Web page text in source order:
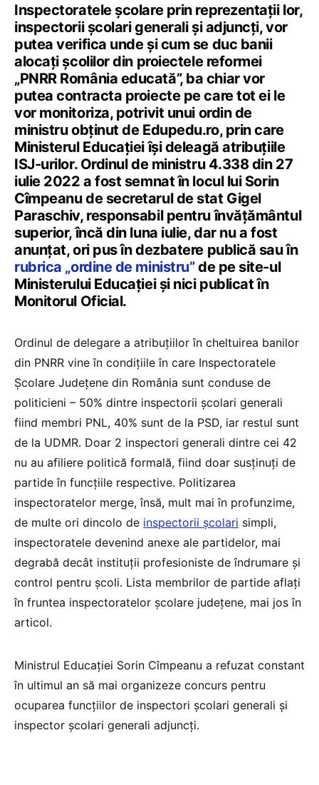
Inspectoratele școlare prin reprezentații lor,
inspectorii școlari generali și adjuncți, vor
putea verifica unde și cum se duc banii
alocați școlilor din proiectele reformei
„PNRR România educată”, ba chiar vor
putea contracta proiecte pe care tot ei le
vor monitoriza, potrivit unui ordin de
ministru obținut de Edupedu.ro, prin care
Ministerul Educației își deleagă atribuțiile
ISJ-urilor. Ordinul de ministru 4.338 din 27
iulie 2022 a fost semnat în locul lui Sorin
Cîmpeanu de secretarul de stat Gigel
Paraschiv, responsabil pentru învățământul
superior, încă din luna iulie, dar nu a fost
anunțat, ori pus în dezbatere publică sau în
rubrica „ordine de ministru”de pe site-ul
Ministerului Educației și nici publicat în
Monitorul Oficial.
Ordinul de delegare a atribuțiilor în cheltuirea banilor
din PNRR vine în condițiile în care Inspectoratele
Școlare Județene din România sunt conduse de
politicieni – 50% dintre inspectorii școlari generali
fiind membri PNL, 40% sunt de la PSD, iar restul sunt
de la UDMR. Doar 2 inspectori generali dintre cei 42
nu au afiliere politică formală, fiind doar susținuți de
partide în funcțiile respective. Politizarea
inspectoratelor merge, însă, mult mai în profunzime,
de multe ori dincolo de inspectorii școlari simpli,
inspectoratele devenind anexe ale partidelor, mai
degrabă decât instituții profesioniste de îndrumare și
control pentru școli. Lista membrilor de partide aflați
în fruntea inspectoratelor școlare județene, mai jos în
articol.
Ministrul Educației Sorin Cîmpeanu a refuzat constant
în ultimul an să mai organizeze concurs pentru
ocuparea funcțiilor de inspectori școlari generali și
inspector școlari generali adjuncți.